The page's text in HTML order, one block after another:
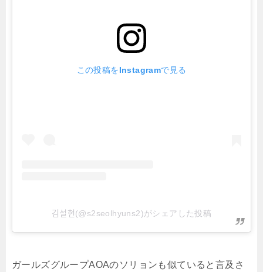
この投稿をInstagramで見る
김설현(@s2seolhyuns2)がシェアした投稿
ガールズグループAOAのソリョンも似ていると言及さ